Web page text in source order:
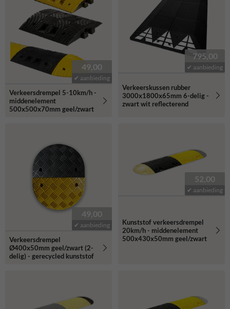
49,00
✔ aanbieding
Verkeersdrempel 5-10km/h -
middenelement
500x500x70mm geel/zwart
795,00
✔ aanbieding
Verkeerskussen rubber
3000x1800x65mm 6-delig -
zwart wit reflecterend
49,00
✔ aanbieding
Verkeersdrempel
Ø400x50mm geel/zwart (2-
delig) - gerecycled kunststof
52,00
✔ aanbieding
Kunststof verkeersdrempel
20km/h - middenelement
500x430x50mm geel/zwart